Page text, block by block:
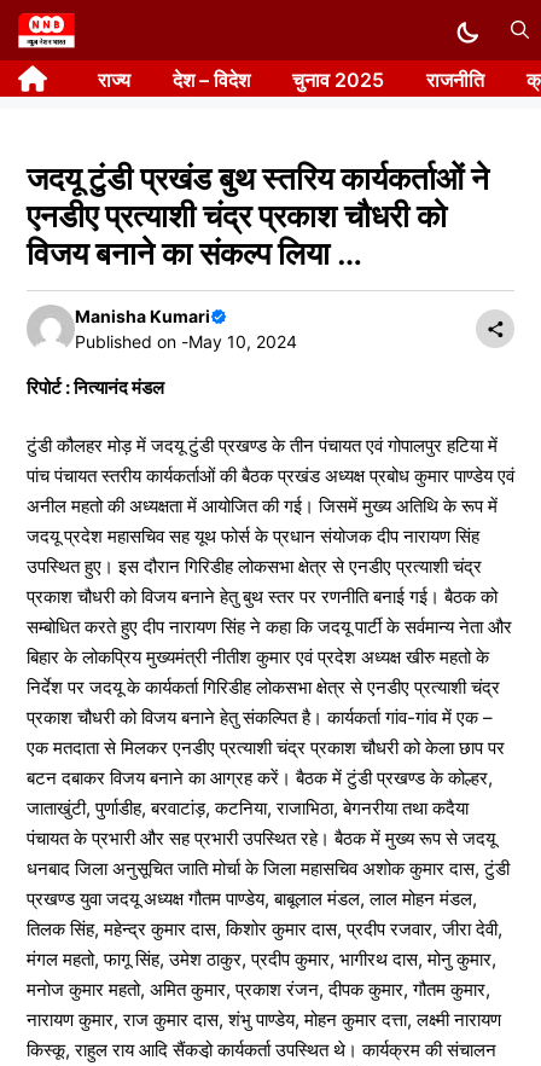
Skip
to
content राज्य देश – विदेश चुनाव 2025 राजनीति
जदयू टुंडी प्रखंड बुथ स्तरिय कार्यकर्ताओं ने
एनडीए प्रत्याशी चंद्र प्रकाश चौधरी को
विजय बनाने का संकल्प लिया …
Manisha Kumari
Published on -May 10, 2024
रिपोर्ट : नित्यानंद मंडल
टुंडी कौलहर मोड़ में जदयू टुंडी प्रखण्ड के तीन पंचायत एवं गोपालपुर हटिया में
पांच पंचायत स्तरीय कार्यकर्ताओं की बैठक प्रखंड अध्यक्ष प्रबोध कुमार पाण्डेय एवं
अनील महतो की अध्यक्षता में आयोजित की गई। जिसमें मुख्य अतिथि के रूप में
जदयू प्रदेश महासचिव सह यूथ फोर्स के प्रधान संयोजक दीप नारायण सिंह
उपस्थित हुए। इस दौरान गिरिडीह लोकसभा क्षेत्र से एनडीए प्रत्याशी चंद्र
प्रकाश चौधरी को विजय बनाने हेतु बुथ स्तर पर रणनीति बनाई गई। बैठक को
सम्बोधित करते हुए दीप नारायण सिंह ने कहा कि जदयू पार्टी के सर्वमान्य नेता और
बिहार के लोकप्रिय मुख्यमंत्री नीतीश कुमार एवं प्रदेश अध्यक्ष खीरु महतो के
निर्देश पर जदयू के कार्यकर्ता गिरिडीह लोकसभा क्षेत्र से एनडीए प्रत्याशी चंद्र
प्रकाश चौधरी को विजय बनाने हेतु संकल्पित है। कार्यकर्ता गांव-गांव में एक –
एक मतदाता से मिलकर एनडीए प्रत्याशी चंद्र प्रकाश चौधरी को केला छाप पर
बटन दबाकर विजय बनाने का आग्रह करें। बैठक में टुंडी प्रखण्ड के कोल्हर,
जाताखुंटी, पुर्णाडीह, बरवाटांड़, कटनिया, राजाभिठा, बेगनरीया तथा कदैया
पंचायत के प्रभारी और सह प्रभारी उपस्थित रहे। बैठक में मुख्य रूप से जदयू
धनबाद जिला अनुसूचित जाति मोर्चा के जिला महासचिव अशोक कुमार दास, टुंडी
प्रखण्ड युवा जदयू अध्यक्ष गौतम पाण्डेय, बाबूलाल मंडल, लाल मोहन मंडल,
तिलक सिंह, महेन्द्र कुमार दास, किशोर कुमार दास, प्रदीप रजवार, जीरा देवी,
मंगल महतो, फागू सिंह, उमेश ठाकुर, प्रदीप कुमार, भागीरथ दास, मोनु कुमार,
मनोज कुमार महतो, अमित कुमार, प्रकाश रंजन, दीपक कुमार, गौतम कुमार,
नारायण कुमार, राज कुमार दास, शंभु पाण्डेय, मोहन कुमार दत्ता, लक्ष्मी नारायण
किस्कू, राहुल राय आदि सैंकडो़ कार्यकर्ता उपस्थित थे। कार्यक्रम की संचालन